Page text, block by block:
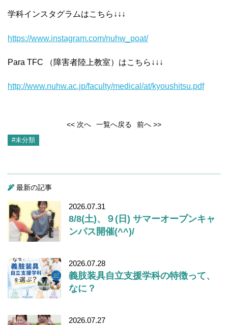
学科インスタグラムはこちら↓↓↓
https://www.instagram.com/nuhw _poat/
Para TFC （障害者陸上教室）はこちら↓↓↓
http://www.nuhw.ac.jp/faculty/medical/at/kyoushitsu.pdf
<< 次へ 一覧へ戻る 前へ >>
#未分類
最新の記事
2026.07.31
8/8(土)、９(日) サマーオープンキャ
ンパス開催(^^)/
2026.07.28
義肢装具自立支援学科の特徴って、
なに？
2026.07.27